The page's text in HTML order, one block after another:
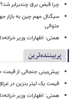
چرا قبض برق چندبرابر
سیگنال‌ مهم چین به بازار
متوالی
همتی: اظهارات وزیر
پربیننده‌ترین
پیش‌بینی جنجالی از قیمت
قیمت یک لیتر بنزین در
همتی: اظهارات وزیر